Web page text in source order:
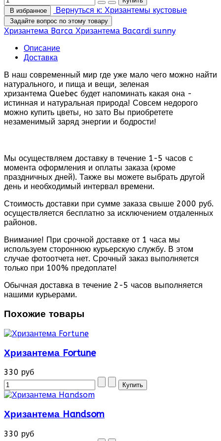
В избранное Вернуться к: Хризантемы кустовые
Задайте вопрос по этому товару
Хризантема Barca Хризантема Bacardi sunny
Описание
Доставка
В наш современный мир где уже мало чего можно найти
натурального, и пища и вещи, зеленая
хризантема Quebec будет напоминать какая она -
истинная и натуральная природа! Совсем недорого
можно купить цветы, но зато Вы приобретете
незаменимый заряд энергии и бодрости!
Мы осуществляем доставку в течение 1-5 часов с
момента оформления и оплаты заказа (кроме
праздничных дней). Также вы можете выбрать другой
день и необходимый интервал времени.
Стоимость доставки при сумме заказа свыше 2000 руб.
осуществляется бесплатно за исключением отдаленных
районов.
Внимание! При срочной доставке от 1 часа мы
используем стороннюю курьерскую службу. В этом
случае фотоотчета нет. Срочный заказ выполняется
только при 100% предоплате!
Обычная доставка в течение 2-5 часов выполняется
нашими курьерами.
Похожие товары
Хризантема Fortune
330 руб
Хризантема Handsom
330 руб